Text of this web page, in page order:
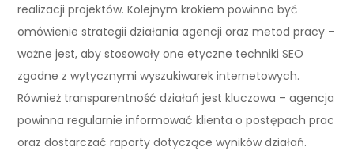
realizacji projektów. Kolejnym krokiem powinno być
omówienie strategii działania agencji oraz metod pracy –
ważne jest, aby stosowały one etyczne techniki SEO
zgodne z wytycznymi wyszukiwarek internetowych.
Również transparentność działań jest kluczowa – agencja
powinna regularnie informować klienta o postępach prac
oraz dostarczać raporty dotyczące wyników działań.